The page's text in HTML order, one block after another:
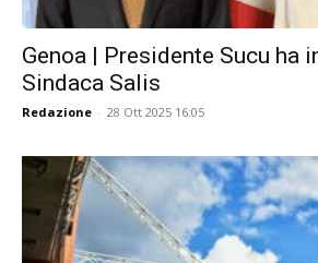
Genoa | Presidente Sucu ha
Sindaca Salis
Redazione - 28 Ott 2025 16:05